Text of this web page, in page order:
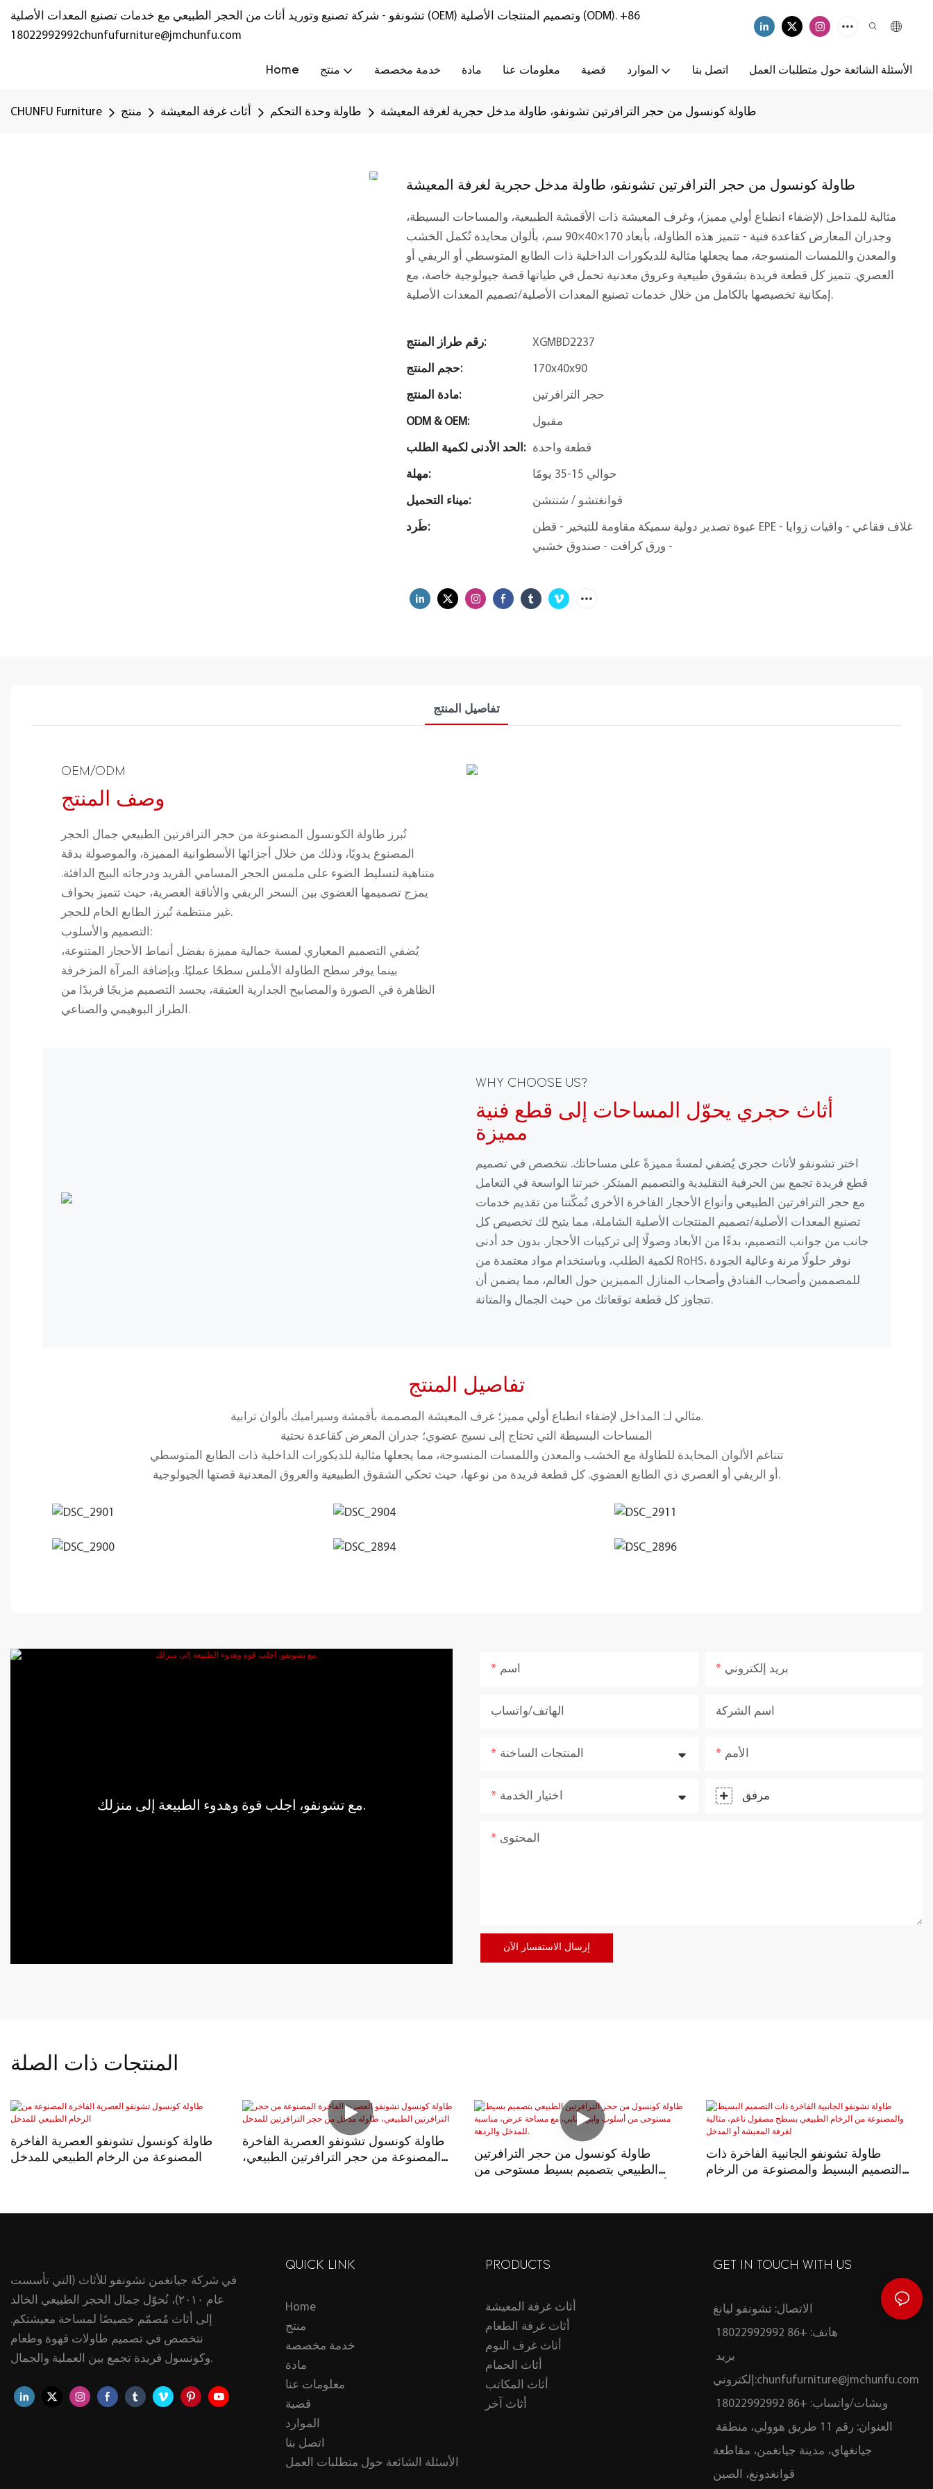
تشونفو - شركة تصنيع وتوريد أثاث من الحجر الطبيعي مع خدمات تصنيع المعدات الأصلية (OEM) وتصميم المنتجات الأصلية (ODM). +86
18022992992chunfufurniture@jmchunfu.com
Home منتج خدمة مخصصة مادة معلومات عنا قضية الموارد اتصل بنا الأسئلة الشائعة حول متطلبات العمل
CHUNFU Furniture منتج أثاث غرفة المعيشة طاولة وحدة التحكم طاولة كونسول من حجر الترافرتين تشونفو، طاولة مدخل حجرية لغرفة المعيشة
طاولة كونسول من حجر الترافرتين تشونفو، طاولة مدخل حجرية لغرفة المعيشة
مثالية للمداخل (لإضفاء انطباع أولي مميز)، وغرف المعيشة ذات الأقمشة الطبيعية، والمساحات البسيطة،
وجدران المعارض كقاعدة فنية - تتميز هذه الطاولة، بأبعاد 170×40×90 سم، بألوان محايدة تُكمل الخشب
والمعدن واللمسات المنسوجة، مما يجعلها مثالية للديكورات الداخلية ذات الطابع المتوسطي أو الريفي أو
العصري. تتميز كل قطعة فريدة بشقوق طبيعية وعروق معدنية تحمل في طياتها قصة جيولوجية خاصة، مع
إمكانية تخصيصها بالكامل من خلال خدمات تصنيع المعدات الأصلية/تصميم المعدات الأصلية.
رقم طراز المنتج: XGMBD2237
حجم المنتج: 170x40x90
مادة المنتج: حجر الترافرتين
ODM & OEM: مقبول
الحد الأدنى لكمية الطلب: قطعة واحدة
مهلة: حوالي 15-35 يومًا
ميناء التحميل: قوانغتشو / شنتشن
طَرد:
عبوة تصدير دولية سميكة مقاومة للتبخير - قطن EPE - غلاف فقاعي - واقيات زوايا
- ورق كرافت - صندوق خشبي
تفاصيل المنتج
OEM/ODM
وصف المنتج
تُبرز طاولة الكونسول المصنوعة من حجر الترافرتين الطبيعي جمال الحجر
المصنوع يدويًا، وذلك من خلال أجزائها الأسطوانية المميزة، والموصولة بدقة
متناهية لتسليط الضوء على ملمس الحجر المسامي الفريد ودرجاته البيج الدافئة.
يمزج تصميمها العضوي بين السحر الريفي والأناقة العصرية، حيث تتميز بحواف
غير منتظمة تُبرز الطابع الخام للحجر.
التصميم والأسلوب:
يُضفي التصميم المعياري لمسة جمالية مميزة بفضل أنماط الأحجار المتنوعة،
بينما يوفر سطح الطاولة الأملس سطحًا عمليًا. وبإضافة المرآة المزخرفة
الظاهرة في الصورة والمصابيح الجدارية العتيقة، يجسد التصميم مزيجًا فريدًا من
الطراز البوهيمي والصناعي.
WHY CHOOSE US?
أثاث حجري يحوّل المساحات إلى قطع فنية
مميزة
اختر تشونفو لأثاث حجري يُضفي لمسةً مميزةً على مساحاتك. نتخصص في تصميم
قطع فريدة تجمع بين الحرفية التقليدية والتصميم المبتكر. خبرتنا الواسعة في التعامل
مع حجر الترافرتين الطبيعي وأنواع الأحجار الفاخرة الأخرى تُمكّننا من تقديم خدمات
تصنيع المعدات الأصلية/تصميم المنتجات الأصلية الشاملة، مما يتيح لك تخصيص كل
جانب من جوانب التصميم، بدءًا من الأبعاد وصولًا إلى تركيبات الأحجار. بدون حد أدنى
لكمية الطلب، وباستخدام مواد معتمدة من RoHS، نوفر حلولًا مرنة وعالية الجودة
للمصممين وأصحاب الفنادق وأصحاب المنازل المميزين حول العالم، مما يضمن أن
تتجاوز كل قطعة توقعاتك من حيث الجمال والمتانة.
تفاصيل المنتج
مثالي لـ: المداخل لإضفاء انطباع أولي مميز؛ غرف المعيشة المصممة بأقمشة وسيراميك بألوان ترابية.
المساحات البسيطة التي تحتاج إلى نسيج عضوي؛ جدران المعرض كقاعدة نحتية
تتناغم الألوان المحايدة للطاولة مع الخشب والمعدن واللمسات المنسوجة، مما يجعلها مثالية للديكورات الداخلية ذات الطابع المتوسطي
أو الريفي أو العصري ذي الطابع العضوي. كل قطعة فريدة من نوعها، حيث تحكي الشقوق الطبيعية والعروق المعدنية قصتها الجيولوجية.
مع تشونفو، اجلب قوة وهدوء الطبيعة إلى منزلك.
اسم بريد إلكتروني
الهاتف/واتساب اسم الشركة
المنتجات الساخنة الأمم
اختيار الخدمة مرفق
المحتوى
إرسال الاستفسار الآن
المنتجات ذات الصلة
طاولة كونسول تشونفو العصرية الفاخرة
المصنوعة من الرخام الطبيعي للمدخل
طاولة كونسول تشونفو العصرية الفاخرة
المصنوعة من حجر الترافرتين الطبيعي،
طاولة كونسول من حجر الترافرتين
الطبيعي بتصميم بسيط مستوحى من
طاولة تشونفو الجانبية الفاخرة ذات
التصميم البسيط والمصنوعة من الرخام
في شركة جيانغمن تشونفو للأثاث (التي تأسست
عام ٢٠١٠)، نُحوّل جمال الحجر الطبيعي الخالد
إلى أثاث مُصمّم خصيصًا لمساحة معيشتكم.
نتخصص في تصميم طاولات قهوة وطعام
وكونسول فريدة تجمع بين العملية والجمال.
QUICK LINK
Home
منتج
خدمة مخصصة
مادة
معلومات عنا
قضية
الموارد
اتصل بنا
الأسئلة الشائعة حول متطلبات العمل
PRODUCTS
أثاث غرفة المعيشة
أثاث غرفة الطعام
أثاث غرف النوم
أثاث الحمام
أثاث المكاتب
أثاث آخر
GET IN TOUCH WITH US
الاتصال: تشونفو ليانغ
هاتف: +86 18022992992
إلكتروني:chunfufurniture@jmchunfu.com
ويشات/واتساب: +86 18022992992
جيانغهاي، مدينة جيانغمن، مقاطعة
قوانغدونغ، الصين